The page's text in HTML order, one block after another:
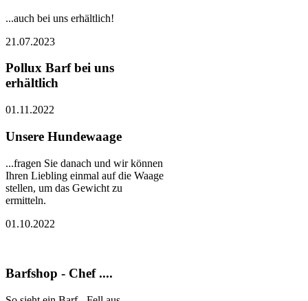
...auch bei uns erhältlich!
21.07.2023
Pollux Barf bei uns
erhältlich
01.11.2022
Unsere Hundewaage
...fragen Sie danach und wir können
Ihren Liebling einmal auf die Waage
stellen, um das Gewicht zu
ermitteln.
01.10.2022
Barfshop - Chef ....